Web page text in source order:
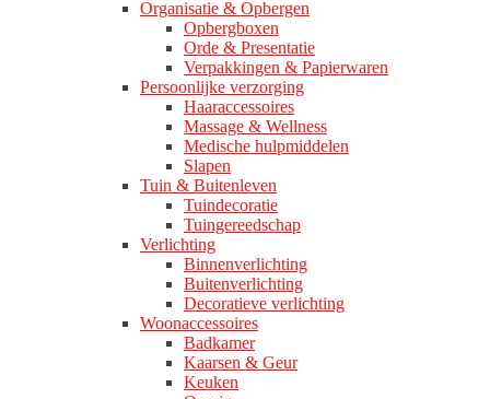
Organisatie & Opbergen
Opbergboxen
Orde & Presentatie
Verpakkingen & Papierwaren
Persoonlijke verzorging
Haaraccessoires
Massage & Wellness
Medische hulpmiddelen
Slapen
Tuin & Buitenleven
Tuindecoratie
Tuingereedschap
Verlichting
Binnenverlichting
Buitenverlichting
Decoratieve verlichting
Woonaccessoires
Badkamer
Kaarsen & Geur
Keuken